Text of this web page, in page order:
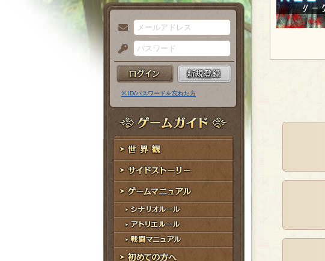
メ
ー
ル
ア
ド
レ
ス
パ
ス
ー
ド
※ ID/パスワードを忘れた方
ゲームガイド
世界観
サイドストーリー
ゲームマニュアル
シナリオルール
アトリエルール
戦闘マニュアル